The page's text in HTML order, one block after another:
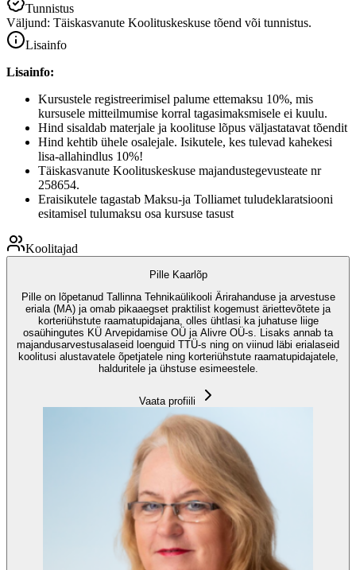
Tunnistus
Väljund: Täiskasvanute Koolituskeskuse tõend või tunnistus.
Lisainfo
Lisainfo:
Kursustele registreerimisel palume ettemaksu 10%, mis
kursusele mitteilmumise korral tagasimaksmisele ei kuulu.
Hind sisaldab materjale ja koolituse lõpus väljastatavat tõendit
Hind kehtib ühele osalejale. Isikutele, kes tulevad kahekesi
lisa-allahindlus 10%!
Täiskasvanute Koolituskeskuse majandustegevusteate nr
258654.
Eraisikutele tagastab Maksu-ja Tolliamet tuludeklaratsiooni
esitamisel tulumaksu osa kursuse tasust
Koolitajad
Pille Kaarlõp
Pille on lõpetanud Tallinna Tehnikaülikooli Ärirahanduse ja arvestuse
eriala (MA) ja omab pikaaegset praktilist kogemust äriettevõtete ja
korteriühstute raamatupidajana, olles ühtlasi ka juhatuse liige
osaühingutes KÜ Arvepidamise OÜ ja Alivre OÜ-s. Lisaks annab ta
majandusarvestusalaseid loenguid TTÜ-s ning on viinud läbi erialaseid
koolitusi alustavatele õpetjatele ning korteriühstute raamatupidajatele,
halduritele ja ühstuse esimeestele.
Vaata profiili